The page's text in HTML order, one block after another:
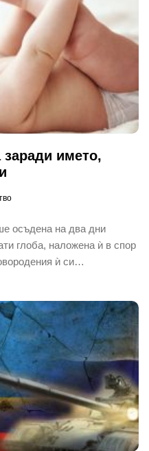
името,
осъдена на два дни
глоба, наложена ѝ в спор
ѝ си…